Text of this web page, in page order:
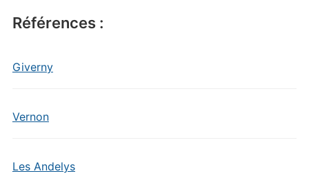
Références :
Giverny
Vernon
Les Andelys